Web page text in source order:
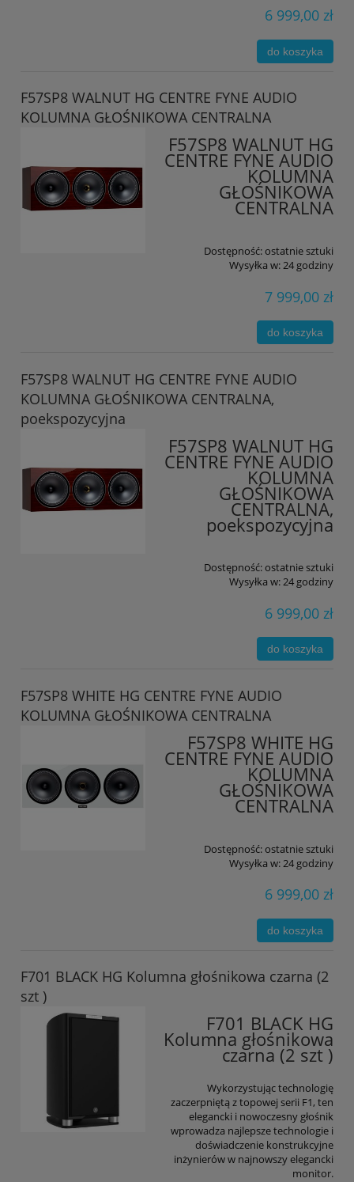
6 999,00 zł
do koszyka
F57SP8 WALNUT HG CENTRE FYNE AUDIO
KOLUMNA GŁOŚNIKOWA CENTRALNA
F57SP8 WALNUT HG
CENTRE FYNE AUDIO
KOLUMNA
GŁOŚNIKOWA
CENTRALNA
Dostępność:ostatnie sztuki
Wysyłka w:24 godziny
7 999,00 zł
do koszyka
F57SP8 WALNUT HG CENTRE FYNE AUDIO
KOLUMNA GŁOŚNIKOWA CENTRALNA,
poekspozycyjna
F57SP8 WALNUT HG
CENTRE FYNE AUDIO
KOLUMNA
GŁOŚNIKOWA
CENTRALNA,
poekspozycyjna
Dostępność:ostatnie sztuki
Wysyłka w:24 godziny
6 999,00 zł
do koszyka
F57SP8 WHITE HG CENTRE FYNE AUDIO
KOLUMNA GŁOŚNIKOWA CENTRALNA
F57SP8 WHITE HG
CENTRE FYNE AUDIO
KOLUMNA
GŁOŚNIKOWA
CENTRALNA
Dostępność:ostatnie sztuki
Wysyłka w:24 godziny
6 999,00 zł
do koszyka
F701 BLACK HG Kolumna głośnikowa czarna (2
szt )
F701 BLACK HG
Kolumna głośnikowa
czarna (2 szt )
Wykorzystując technologię
zaczerpniętą z topowej serii F1, ten
elegancki i nowoczesny głośnik
wprowadza najlepsze technologie i
doświadczenie konstrukcyjne
inżynierów w najnowszy elegancki
monitor.